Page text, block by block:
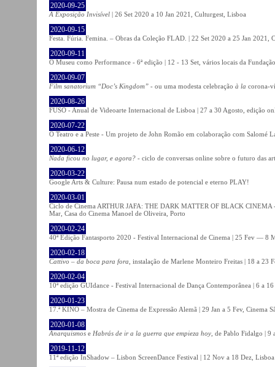
2020-09-25
A Exposição Invisível | 26 Set 2020 a 10 Jan 2021, Culturgest, Lisboa
2020-09-15
Festa. Fúria. Femina. – Obras da Coleção FLAD. | 22 Set 2020 a 25 Jan
2020-09-11
O Museu como Performance - 6ª edição | 12 - 13 Set, vários locais da
2020-09-07
Film sanatorium “Doc’s Kingdom” - ou uma modesta celebração à la corona-
2020-08-26
FUSO - Anual de Videoarte Internacional de Lisboa | 27 a 30 Agosto, edição
2020-07-22
O Teatro e a Peste - Um projeto de John Romão em colaboração com Salomé
2020-06-12
Nada ficou no lugar, e agora? - ciclo de conversas online sobre o futuro das
2020-03-22
Google Arts & Culture: Pausa num estado de potencial e eterno PLAY!
2020-03-01
Ciclo de Cinema ARTHUR JAFA: THE DARK MATTER OF BLACK
Mar, Casa do Cinema Manoel de Oliveira, Porto
2020-02-24
40ª Edição Fantasporto 2020 - Festival Internacional de Cinema | 25 Fev — 8
2020-02-18
Cattivo – da boca para fora , instalação de Marlene Monteiro Freitas | 18 a
2020-02-04
10ª edição GUIdance - Festival Internacional de Dança Contemporânea | 6 a
2020-01-23
17.ª KINO – Mostra de Cinema de Expressão Alemã | 29 Jan a 5 Fev, Cinema
2020-01-08
Anarquismos e Habrás de ir a la guerra que empieza hoy , de Pablo Fidalgo |
2019-11-12
11ª edição InShadow – Lisbon ScreenDance Festival | 12 Nov a 18 Dez, Lisboa